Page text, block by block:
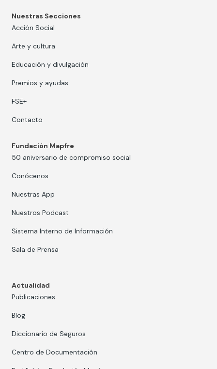
Nuestras Secciones
Acción Social
Arte y cultura
Educación y divulgación
Premios y ayudas
FSE+
Contacto
Fundación Mapfre
50 aniversario de compromiso social
Conócenos
Nuestras App
Nuestros Podcast
Sistema Interno de Información
Sala de Prensa
Actualidad
Publicaciones
Blog
Diccionario de Seguros
Centro de Documentación